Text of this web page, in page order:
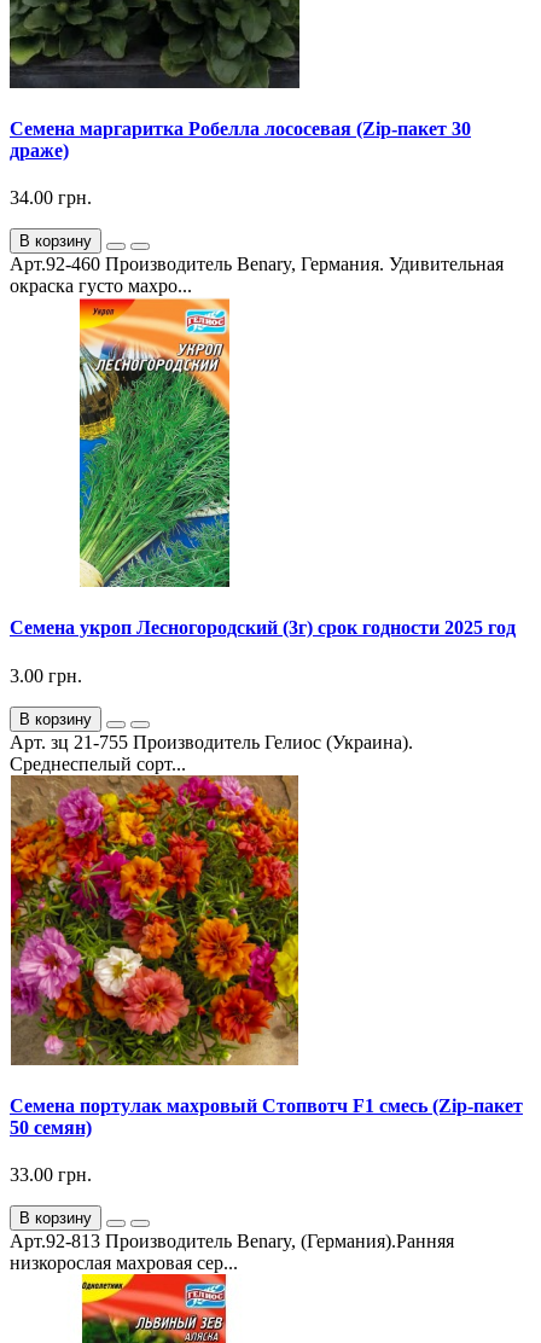
Семена маргаритка Робелла лососевая (Zip-пакет 30
драже)
34.00 грн.
В корзину
Арт.92-460 Производитель Benary, Германия. Удивительная
окраска густо махро...
Семена укроп Лесногородский (3г) срок годности 2025 год
3.00 грн.
В корзину
Арт. зц 21-755 Производитель Гелиос (Украина).
Среднеспелый сорт...
Семена портулак махровый Стопвотч F1 смесь (Zip-пакет
50 семян)
33.00 грн.
В корзину
Арт.92-813 Производитель Benary, (Германия).Ранняя
низкорослая махровая сер...